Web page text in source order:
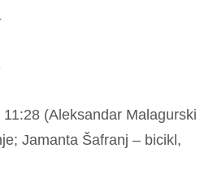
11:28 (Aleksandar Malagurski
Jamanta Šafranj – bicikl,